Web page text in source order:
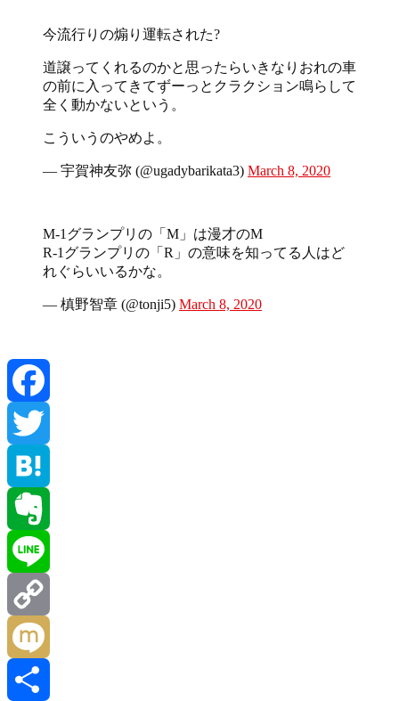
今流行りの煽り運転された?
道譲ってくれるのかと思ったらいきなりおれの車
の前に入ってきてずーっとクラクション鳴らして
全く動かないという。
こういうのやめよ。
— 宇賀神友弥 (@ugadybarikata3) March 8, 2020
M-1グランプリの「M」は漫才のM
R-1グランプリの「R」の意味を知ってる人はど
れぐらいいるかな。
— 槙野智章 (@tonji5) March 8, 2020
Facebook
Twitter
Hatena
Evernote
Line
Copy
Link
Mixi